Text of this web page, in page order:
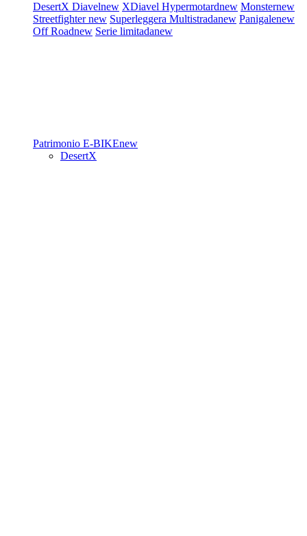
DesertX Diavelnew XDiavel Hypermotardnew Monsternew
Streetfighternew Superleggera Multistradanew Panigalenew
Off Roadnew Serie limitadanew
Patrimonio E-BIKEnew
DesertX